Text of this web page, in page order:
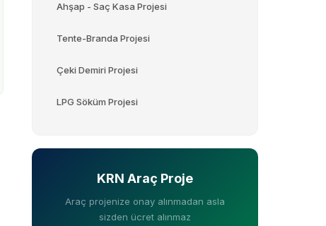
Ahşap - Saç Kasa Projesi
Tente-Branda Projesi
Çeki Demiri Projesi
LPG Söküm Projesi
KRN Araç Proje
Araç projenize onay alınmadan asla
sizden ücret alınmaz